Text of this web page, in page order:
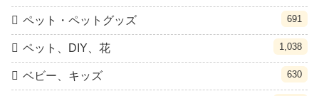
ペット・ペットグッズ 691
ペット、DIY、花 1,038
ベビー、キッズ 630